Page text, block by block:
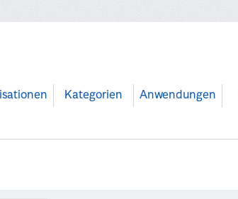
Kategorien Anwendungen